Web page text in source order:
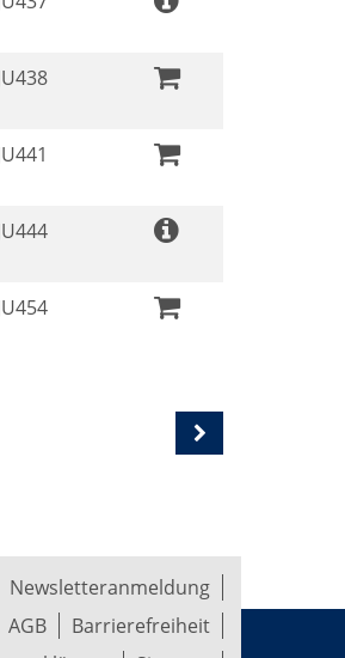
Newsletteranmeldung
AGB
Barrierefreiheit